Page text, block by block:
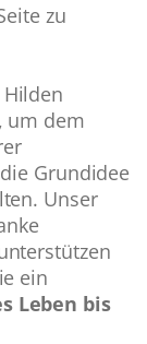
zu
um dem
Grundidee
Unser
ein
Leben bis